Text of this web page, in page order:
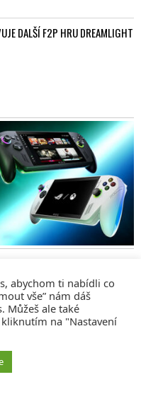
DALŠÍ F2P HRU DREAMLIGHT
Reklama – Inzerce –
abychom ti nabídli co
vše” nám dáš
Můžeš ale také
na "Nastavení